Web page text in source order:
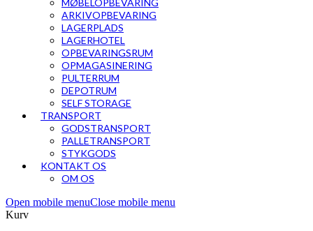
ARKIVOPBEVARING
LAGERPLADS
LAGERHOTEL
OPBEVARINGSRUM
OPMAGASINERING
PULTERRUM
DEPOTRUM
SELF STORAGE
TRANSPORT
GODSTRANSPORT
PALLETRANSPORT
STYKGODS
KONTAKT OS
OM OS
Open mobile menuClose mobile menu
Kurv